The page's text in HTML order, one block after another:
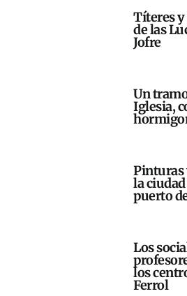
Títeres
de las
Jofre
Un
Iglesia,
Pinturas
la
puerto
Los
los
Ferrol